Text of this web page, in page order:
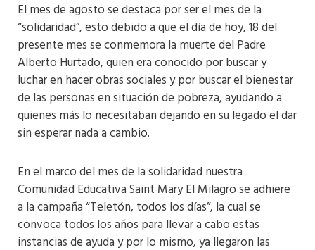
El mes de agosto se destaca por ser el mes de la
“solidaridad”, esto debido a que el día de hoy, 18 del
presente mes se conmemora la muerte del Padre
Alberto Hurtado, quien era conocido por buscar y
luchar en hacer obras sociales y por buscar el bienestar
de las personas en situación de pobreza, ayudando a
quienes más lo necesitaban dejando en su legado el dar
sin esperar nada a cambio.
En el marco del mes de la solidaridad nuestra
Comunidad Educativa Saint Mary El Milagro se adhiere
a la campaña “Teletón, todos los días”, la cual se
convoca todos los años para llevar a cabo estas
instancias de ayuda y por lo mismo, ya llegaron las